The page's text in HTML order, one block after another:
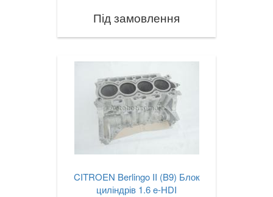
Під замовлення
CITROEN Berlingo II (B9) Блок
циліндрів 1.6 e-HDI